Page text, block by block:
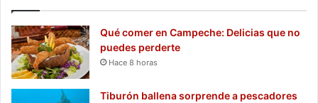
Qué comer en Campeche: Delicias que no
puedes perderte
Hace 8 horas
Tiburón ballena sorprende a pescadores